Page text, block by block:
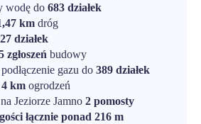
wodę do 683 działek
km dróg
działek
zgłoszeń budowy
gazu do 389 działek
4 km ogrodzeń
Jeziorze Jamno 2 pomosty
łącznie ponad 216 m